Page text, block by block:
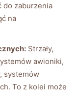
do zaburzenia
na
Strzały,
awioniki,
systemów
To z kolei może